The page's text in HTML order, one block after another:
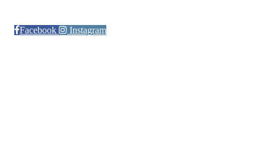
Facebook
Instagram